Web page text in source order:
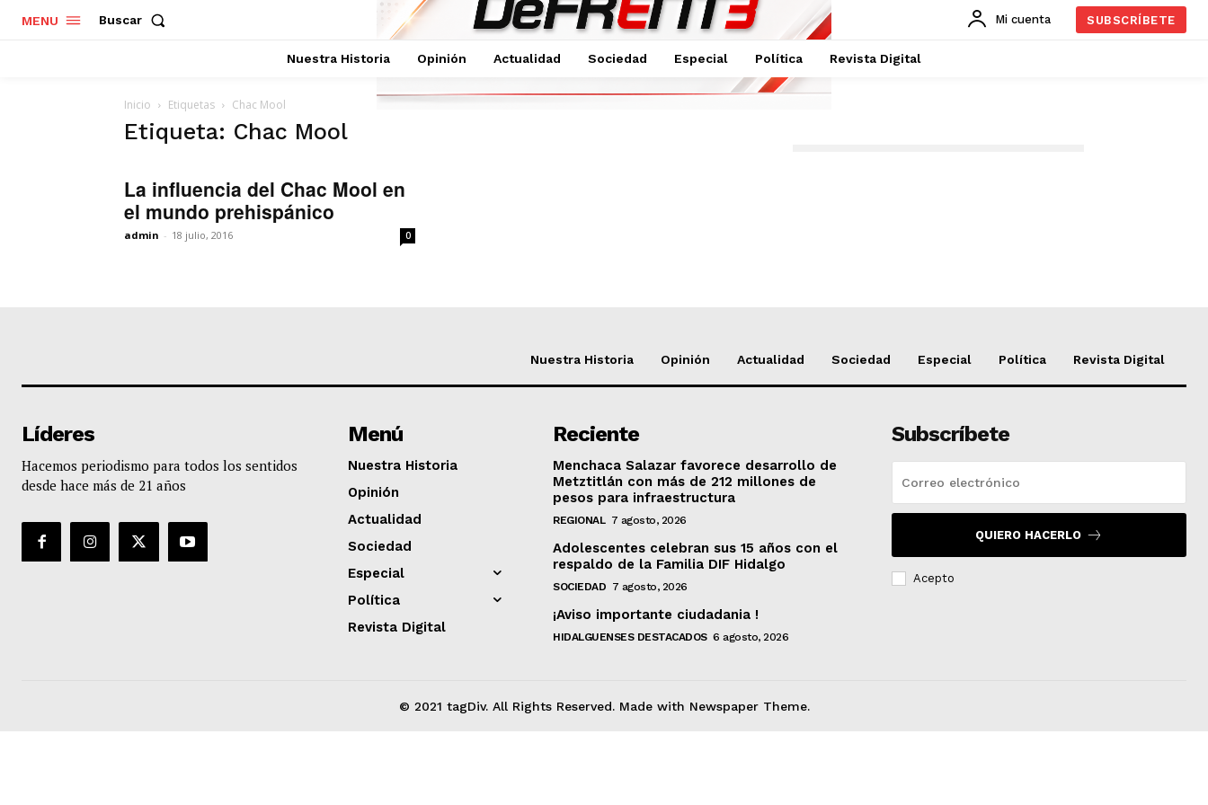
MENU Buscar Mi cuenta SUBSCRÍBETE
Nuestra Historia Opinión Actualidad Sociedad Especial Política Revista Digital
Inicio Etiquetas Chac Mool
Etiqueta: Chac Mool
La influencia del Chac Mool en
el mundo prehispánico
admin - 18 julio, 2016 0
Nuestra Historia Opinión Actualidad Sociedad Especial Política Revista Digital
Líderes
Hacemos periodismo para todos los sentidos
desde hace más de 21 años
Menú
Nuestra Historia
Opinión
Actualidad
Sociedad
Especial
Política
Revista Digital
Reciente
Menchaca Salazar favorece desarrollo de
Metztitlán con más de 212 millones de
pesos para infraestructura
REGIONAL 7 agosto, 2026
Adolescentes celebran sus 15 años con el
respaldo de la Familia DIF Hidalgo
SOCIEDAD 7 agosto, 2026
¡Aviso importante ciudadania !
HIDALGUENSES DESTACADOS 6 agosto, 2026
Subscríbete
QUIERO HACERLO
Acepto
© 2021 tagDiv. All Rights Reserved. Made with Newspaper Theme.